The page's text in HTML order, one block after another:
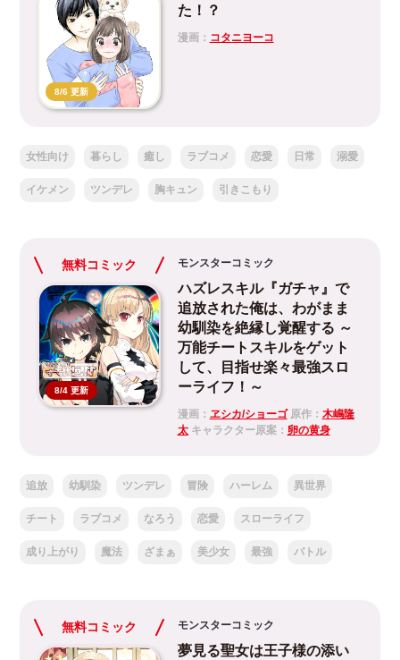
8/6 更新
た！？
漫画： コタニヨーコ
女性向け 暮らし 癒し ラブコメ 恋愛 日常 溺愛
イケメン ツンデレ 胸キュン 引きこもり
無料コミック
8/4 更新
モンスターコミック
ハズレスキル『ガチャ』で
追放された俺は、わがまま
幼馴染を絶縁し覚醒する ～
万能チートスキルをゲット
して、目指せ楽々最強スロ
ーライフ！～
漫画： ヱシカ/ショーゴ原作： 木嶋隆
太キャラクター原案： 卵の黄身
追放 幼馴染 ツンデレ 冒険 ハーレム 異世界
チート ラブコメ なろう 恋愛 スローライフ
成り上がり 魔法 ざまぁ 美少女 最強 バトル
無料コミック モンスターコミック
夢見る聖女は王子様の添い